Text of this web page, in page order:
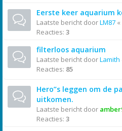
Eerste keer aquarium
Laatste bericht doorLM87 «
Reacties: 3
filterloos aquarium
Laatste bericht doorLamith
Reacties: 85
Hero”s leggen om de
uitkomen.
Laatste bericht door
Reacties: 3